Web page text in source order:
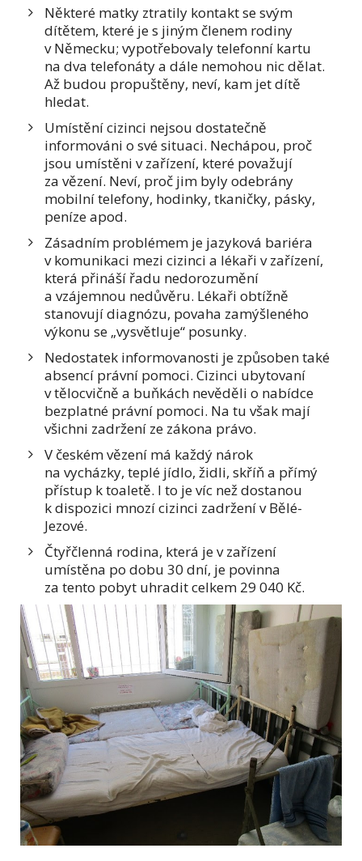
Některé matky ztratily kontakt se svým
dítětem, které je s jiným členem rodiny
v Německu; vypotřebovaly telefonní kartu
na dva telefonáty a dále nemohou nic dělat.
Až budou propuštěny, neví, kam jet dítě
hledat.
Umístění cizinci nejsou dostatečně
informováni o své situaci. Nechápou, proč
jsou umístěni v zařízení, které považují
za vězení. Neví, proč jim byly odebrány
mobilní telefony, hodinky, tkaničky, pásky,
peníze apod.
Zásadním problémem je jazyková bariéra
v komunikaci mezi cizinci a lékaři v zařízení,
která přináší řadu nedorozumění
a vzájemnou nedůvěru. Lékaři obtížně
stanovují diagnózu, povaha zamýšleného
výkonu se „vysvětluje“ posunky.
Nedostatek informovanosti je způsoben také
absencí právní pomoci. Cizinci ubytovaní
v tělocvičně a buňkách nevěděli o nabídce
bezplatné právní pomoci. Na tu však mají
všichni zadržení ze zákona právo.
V českém vězení má každý nárok
na vycházky, teplé jídlo, židli, skříň a přímý
přístup k toaletě. I to je víc než dostanou
k dispozici mnozí cizinci zadržení v Bělé-
Jezové.
Čtyřčlenná rodina, která je v zařízení
umístěna po dobu 30 dní, je povinna
za tento pobyt uhradit celkem 29 040 Kč.